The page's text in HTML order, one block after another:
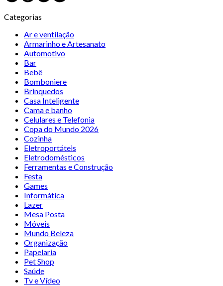
Categorias
Ar e ventilação
Armarinho e Artesanato
Automotivo
Bar
Bebê
Bomboniere
Brinquedos
Casa Inteligente
Cama e banho
Celulares e Telefonia
Copa do Mundo 2026
Cozinha
Eletroportáteis
Eletrodomésticos
Ferramentas e Construção
Festa
Games
Informática
Lazer
Mesa Posta
Móveis
Mundo Beleza
Organização
Papelaria
Pet Shop
Saúde
Tv e Vídeo